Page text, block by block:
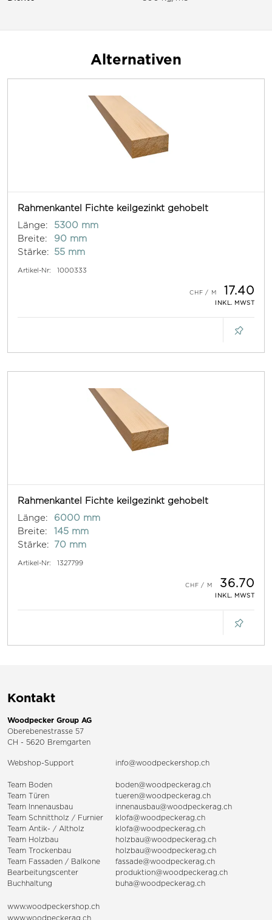
Alternativen
Rahmenkantel Fichte keilgezinkt gehobelt
Länge:
5300 mm
Breite:
90 mm
Stärke:
55 mm
Artikel-Nr: 1000333
17.40
INKL. MWST
Rahmenkantel Fichte keilgezinkt gehobelt
Länge:
6000 mm
Breite:
145 mm
Stärke:
70 mm
Artikel-Nr: 1327799
36.70
INKL. MWST
Kontakt
Woodpecker Group AG
Oberebenestrasse 57
CH - 5620 Bremgarten
Webshop-Support info@woodpeckershop.ch
Team Boden
boden@woodpeckerag.ch
Team Türen
tueren@woodpeckerag.ch
Team Innenausbau
innenausbau@woodpeckerag.ch
Team Schnittholz / Furnier
klofa@woodpeckerag.ch
Team Antik- / Altholz
klofa@woodpeckerag.ch
Team Holzbau
holzbau@woodpeckerag.ch
Team Trockenbau
holzbau@woodpeckerag.ch
Team Fassaden / Balkone
fassade@woodpeckerag.ch
Bearbeitungscenter
produktion@woodpeckerag.ch
Buchhaltung
buha@woodpeckerag.ch
www.woodpeckershop.ch
www.woodpeckerag.ch